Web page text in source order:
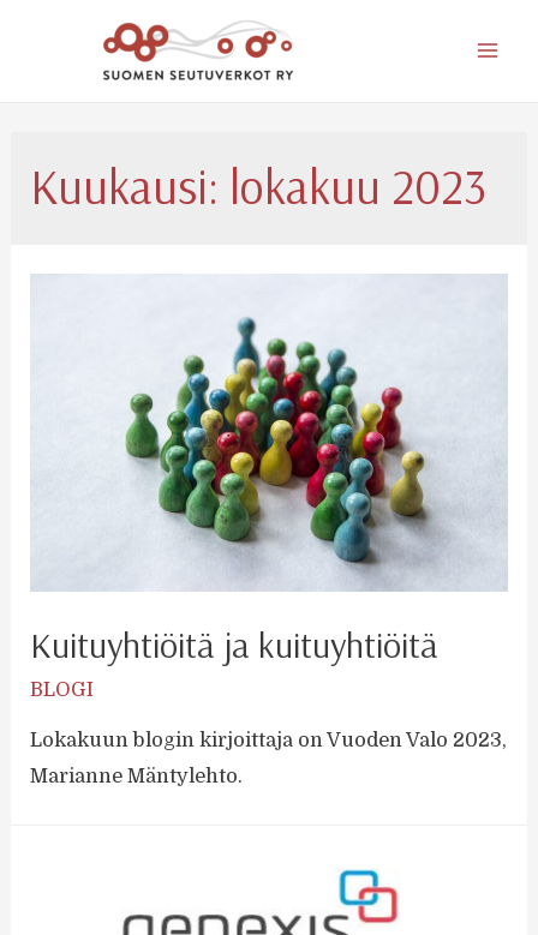
Kuukausi: lokakuu 2023
Kuituyhtiöitä ja kuituyhtiöitä
BLOGI
Lokakuun blogin kirjoittaja on Vuoden Valo 2023,
Marianne Mäntylehto.